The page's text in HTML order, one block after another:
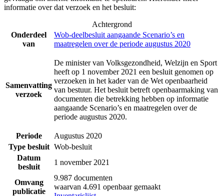
informatie over dat verzoek en het besluit:
Achtergrond
Onderdeel
van
Wob-deelbesluit aangaande Scenario’s en
maatregelen over de periode augustus 2020
Samenvatting
verzoek
De minister van Volksgezondheid, Welzijn en Sport
heeft op 1 november 2021 een besluit genomen op
verzoeken in het kader van de Wet openbaarheid
van bestuur. Het besluit betreft openbaarmaking van
documenten die betrekking hebben op informatie
aangaande Scenario’s en maatregelen over de
periode augustus 2020.
Periode
Augustus 2020
Type besluit Wob-besluit
Datum
besluit
1 november 2021
Omvang
publicatie
9.987 documenten
waarvan 4.691 openbaar gemaakt